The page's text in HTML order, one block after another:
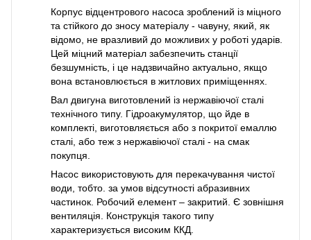
Корпус відцентрового насоса зроблений із міцного
та стійкого до зносу матеріалу - чавуну, який, як
відомо, не вразливий до можливих у роботі ударів.
Цей міцний матеріал забезпечить станції
безшумність, і це надзвичайно актуально, якщо
вона встановлюється в житлових приміщеннях.
Вал двигуна виготовлений із нержавіючої сталі
технічного типу. Гідроакумулятор, що йде в
комплекті, виготовляється або з покритої емаллю
сталі, або теж з нержавіючої сталі - на смак
покупця.
Насос використовують для перекачування чистої
води, тобто. за умов відсутності абразивних
частинок. Робочий елемент – закритий. Є зовнішня
вентиляція. Конструкція такого типу
характеризується високим ККД.